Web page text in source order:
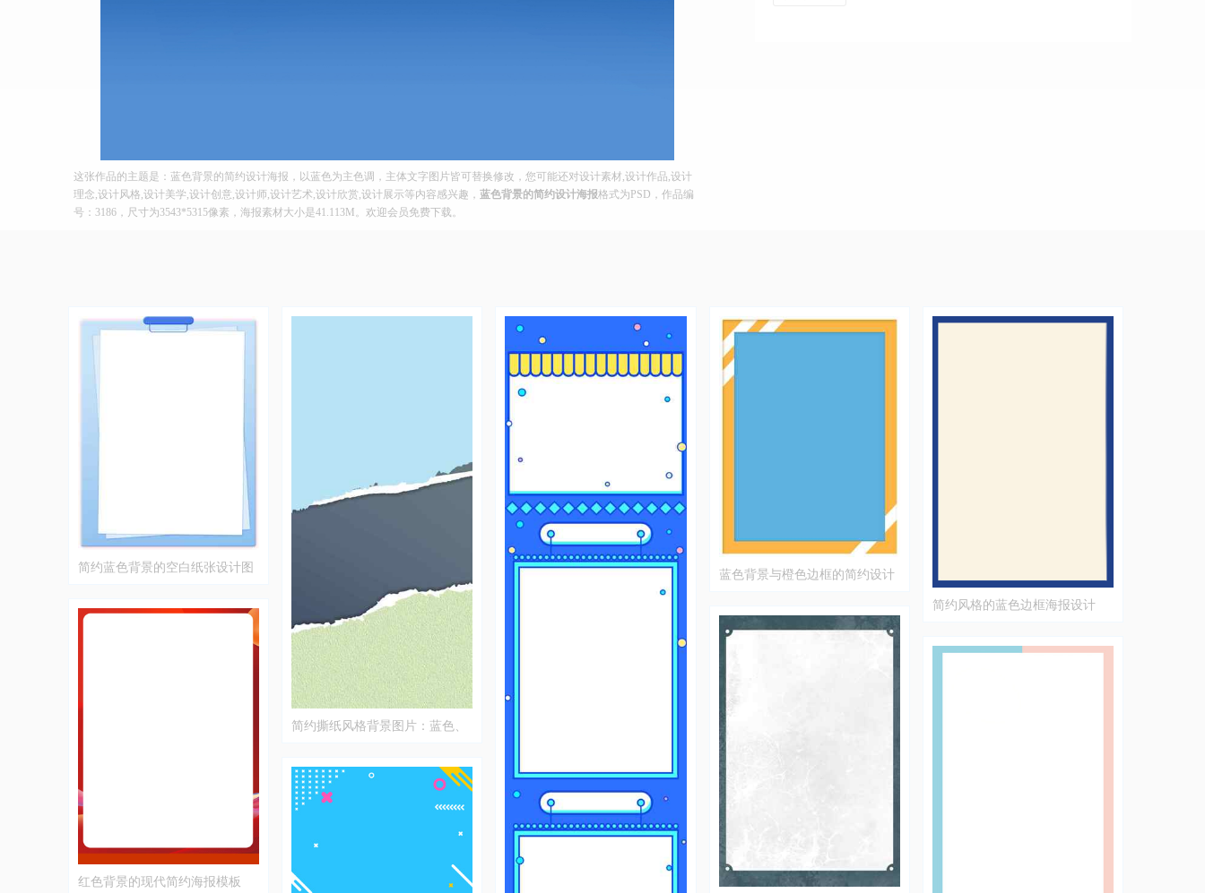
这张作品的主题是：蓝色背景的简约设计海报，以蓝色为主色调，主体文字图片皆可替换修改，您可能还对设计素材,设计作品,设计
理念,设计风格,设计美学,设计创意,设计师,设计艺术,设计欣赏,设计展示等内容感兴趣， 蓝色背景的简约设计海报格式为PSD，作品编
号：3186，尺寸为3543*5315像素，海报素材大小是41.113M。欢迎会员免费下载。
简约蓝色背景的空白纸张设计图
红色背景的现代简约海报模板
简约撕纸风格背景图片：蓝色、
蓝色背景与橙色边框的简约设计
简约风格的蓝色边框海报设计